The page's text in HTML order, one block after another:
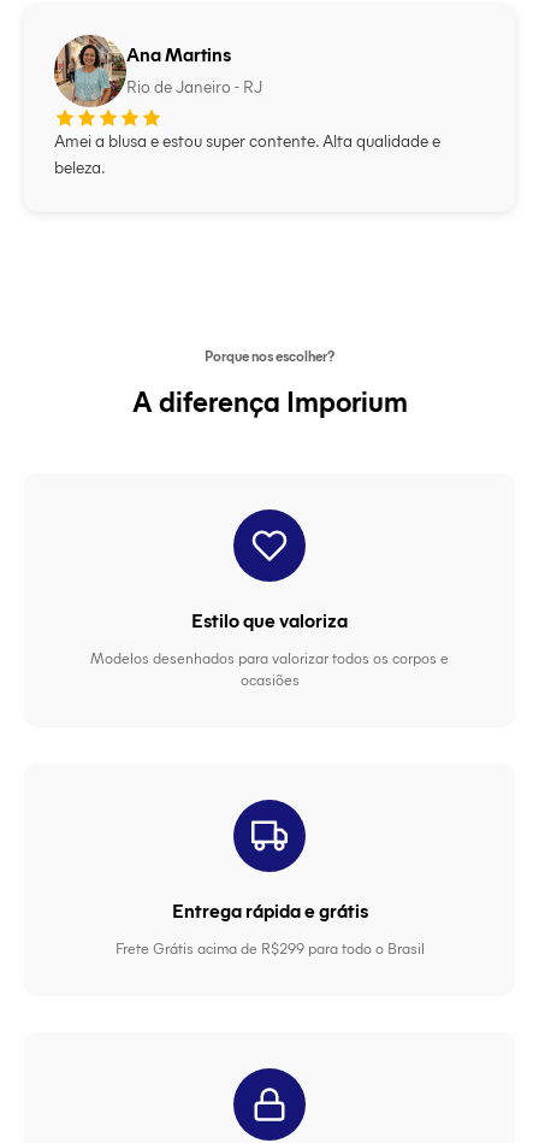
Ana Martins
Rio de Janeiro - RJ
Amei a blusa e estou super contente. Alta qualidade e
beleza.
Porque nos escolher?
A diferença Imporium
Estilo que valoriza
Modelos desenhados para valorizar todos os corpos e
ocasiões
Entrega rápida e grátis
Frete Grátis acima de R$299 para todo o Brasil